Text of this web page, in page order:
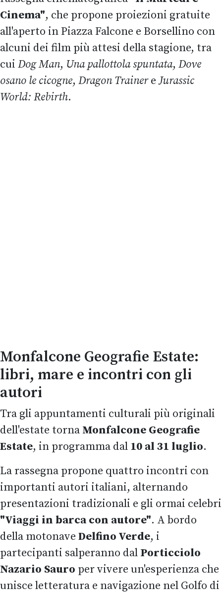
Cinema", che propone proiezioni gratuite
all'aperto in Piazza Falcone e Borsellino con
alcuni dei film più attesi della stagione, tra
cui Dog Man, Una pallottola spuntata, Dove
osano le cicogne, Dragon TrainereJurassic
World: Rebirth.
Monfalcone Geografie Estate:
libri, mare e incontri con gli
autori
Tra gli appuntamenti culturali più originali
dell'estate torna Monfalcone Geografie
Estate, in programma dal 10 al 31 luglio.
La rassegna propone quattro incontri con
importanti autori italiani, alternando
presentazioni tradizionali e gli ormai celebri
"Viaggi in barca con autore". A bordo
della motonave Delfino Verde, i
partecipanti salperanno dal Porticciolo
Nazario Sauro per vivere un'esperienza che
unisce letteratura e navigazione nel Golfo di